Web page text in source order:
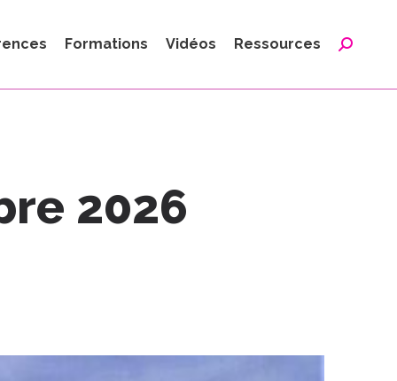
Formations Vidéos Ressources
2026